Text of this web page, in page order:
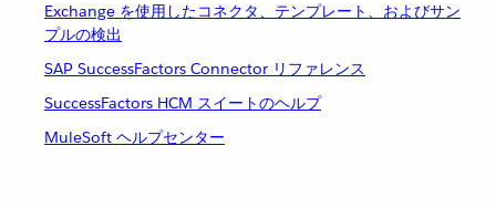
Exchange を使用したコネクタ、テンプレート、およびサン
プルの検出
SAP SuccessFactors Connector リファレンス
SuccessFactors HCM スイートのヘルプ
MuleSoft ヘルプセンター